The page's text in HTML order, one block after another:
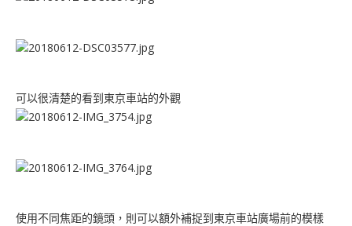
可以很清楚的看到東京車站的外觀
使用不同焦距的鏡頭，則可以額外補捉到東京車站廣場前的模樣